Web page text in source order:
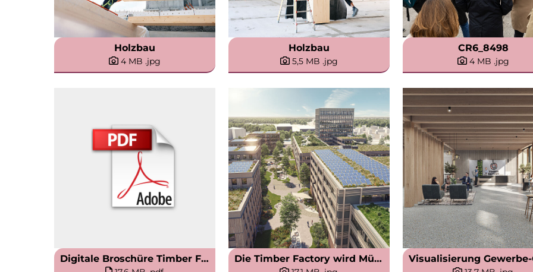
Holzbau
4 MB .jpg
Holzbau
5,5 MB .jpg
CR6_8498
4 MB .jpg
Digitale Broschüre Timber Factory Die Timber Factory wird Münchens groeßter und erster Holzbau-Campus